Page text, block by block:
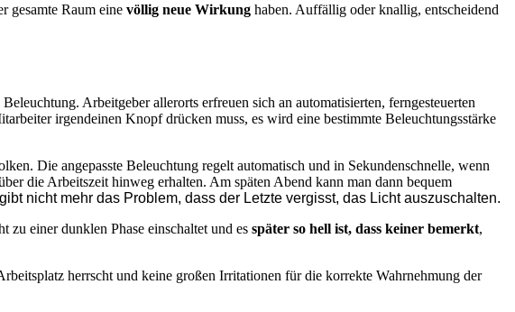
gesamte Raum eine völlig neue Wirkung haben. Auffällig oder knallig, entscheidend
Arbeitgeber allerorts erfreuen sich an automatisierten, ferngesteuerten
irgendeinen Knopf drücken muss, es wird eine bestimmte Beleuchtungsstärke
Die angepasste Beleuchtung regelt automatisch und in Sekundenschnelle, wenn
die Arbeitszeit hinweg erhalten. Am späten Abend kann man dann bequem
nicht mehr das Problem, dass der Letzte vergisst, das Licht auszuschalten.
zu einer dunklen Phase einschaltet und es später so hell ist, dass keiner bemerkt,
herrscht und keine großen Irritationen für die korrekte Wahrnehmung der